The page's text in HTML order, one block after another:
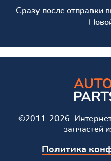
Сразу после отправки
©2011-2026
запчастей
Политика